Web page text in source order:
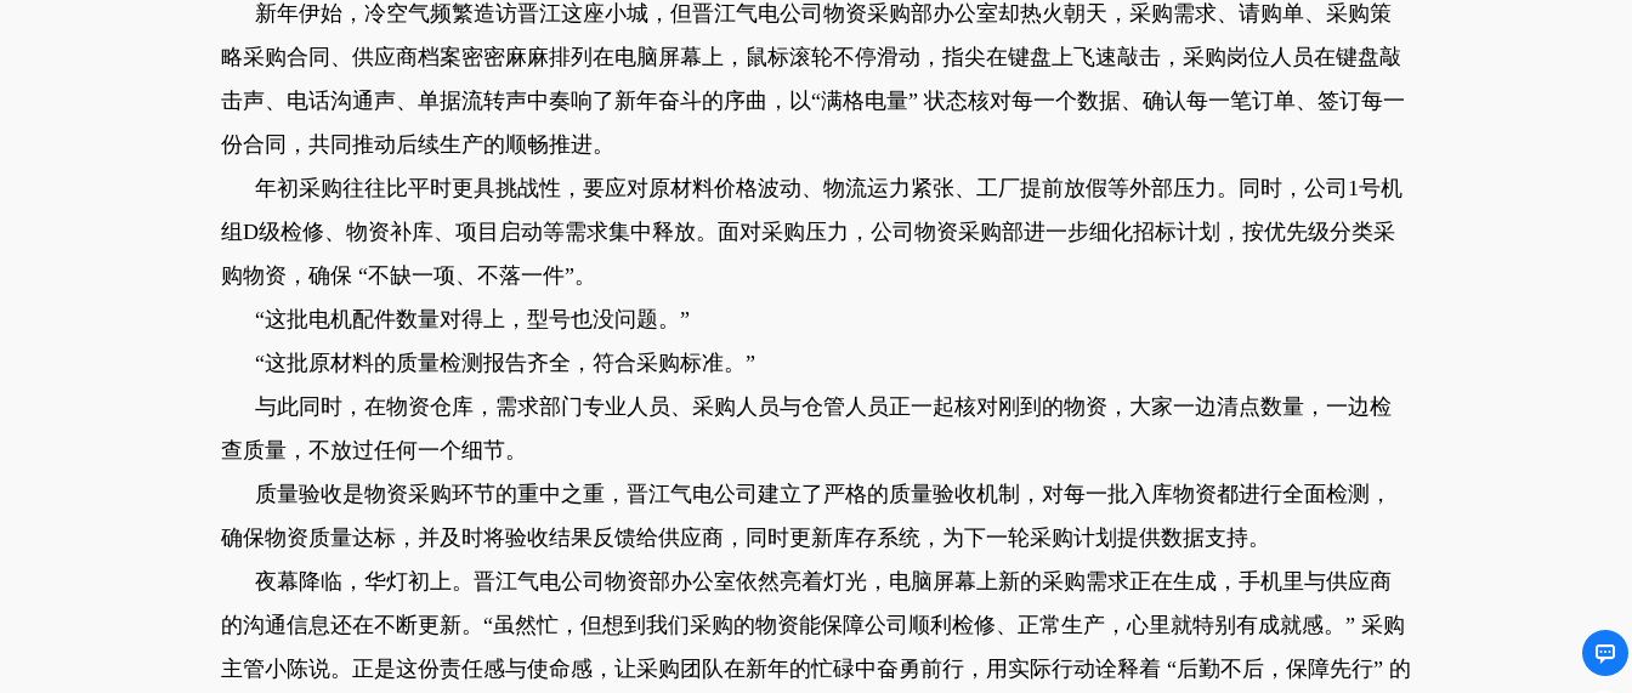
新年伊始，冷空气频繁造访晋江这座小城，但晋江气电公司物资采购部办公室却热火朝天，采购需求、请购单、采购策
略采购合同、供应商档案密密麻麻排列在电脑屏幕上，鼠标滚轮不停滑动，指尖在键盘上飞速敲击，采购岗位人员在键盘敲
击声、电话沟通声、单据流转声中奏响了新年奋斗的序曲，以“满格电量” 状态核对每一个数据、确认每一笔订单、签订每一
份合同，共同推动后续生产的顺畅推进。
年初采购往往比平时更具挑战性，要应对原材料价格波动、物流运力紧张、工厂提前放假等外部压力。同时，公司 1号机
组 D级检修、物资补库、项目启动等需求集中释放。面对采购压力，公司物资采购部进一步细化招标计划，按优先级分类采
购物资，确保 “不缺一项、不落一件”。
“这批电机配件数量对得上，型号也没问题。”
“这批原材料的质量检测报告齐全，符合采购标准。”
与此同时，在物资仓库，需求部门专业人员、采购人员与仓管人员正一起核对刚到的物资，大家一边清点数量，一边检
查质量，不放过任何一个细节。
质量验收是物资采购环节的重中之重，晋江气电公司建立了严格的质量验收机制，对每一批入库物资都进行全面检测，
确保物资质量达标，并及时将验收结果反馈给供应商，同时更新库存系统，为下一轮采购计划提供数据支持。
夜幕降临，华灯初上。晋江气电公司物资部办公室依然亮着灯光，电脑屏幕上新的采购需求正在生成，手机里与供应商
的沟通信息还在不断更新。 “虽然忙，但想到我们采购的物资能保障公司顺利检修、正常生产，心里就特别有成就感。” 采购
主管小陈说。正是这份责任感与使命感，让采购团队在新年的忙碌中奋勇前行，用实际行动诠释着 “后勤不后，保障先行” 的